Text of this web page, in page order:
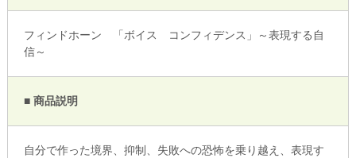
フィンドホーン 「ボイス コンフィデンス」～表現する自
信～
■ 商品説明
自分で作った境界、抑制、失敗への恐怖を乗り越え、表現す